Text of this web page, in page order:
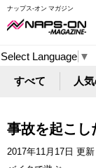
ナップス-オン マガジン
Select Language ▼
すべて 人
事故を起こし
2017年11月17日 更新